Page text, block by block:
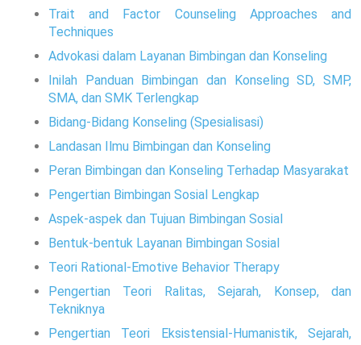
Trait and Factor Counseling Approaches and
Techniques
Advokasi dalam Layanan Bimbingan dan Konseling
Inilah Panduan Bimbingan dan Konseling SD, SMP,
SMA, dan SMK Terlengkap
Bidang-Bidang Konseling (Spesialisasi)
Landasan Ilmu Bimbingan dan Konseling
Peran Bimbingan dan Konseling Terhadap Masyarakat
Pengertian Bimbingan Sosial Lengkap
Aspek-aspek dan Tujuan Bimbingan Sosial
Bentuk-bentuk Layanan Bimbingan Sosial
Teori Rational-Emotive Behavior Therapy
Pengertian Teori Ralitas, Sejarah, Konsep, dan
Tekniknya
Pengertian Teori Eksistensial-Humanistik, Sejarah,